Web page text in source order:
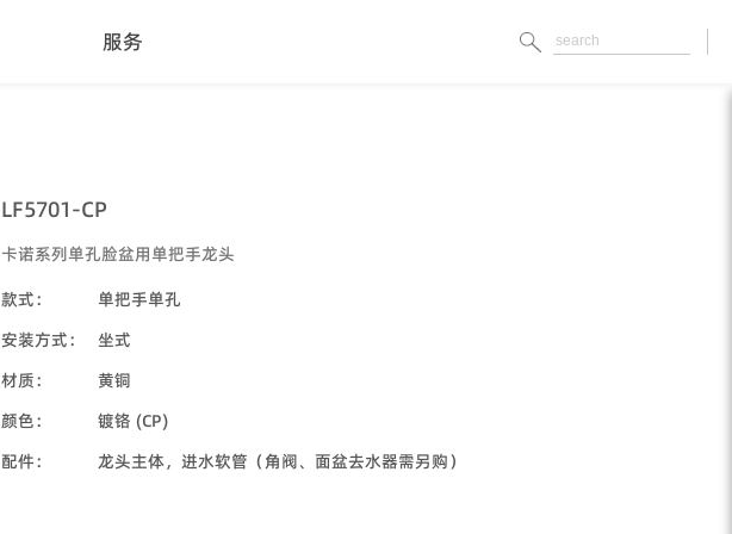
服务
LF5701-CP
卡诺系列单孔脸盆用单把手龙头
款式：
单把手单孔
安装方式：
坐式
材质：
黄铜
颜色：
镀铬 (CP)
配件：
龙头主体，进水软管（角阀、面盆去水器需另购）